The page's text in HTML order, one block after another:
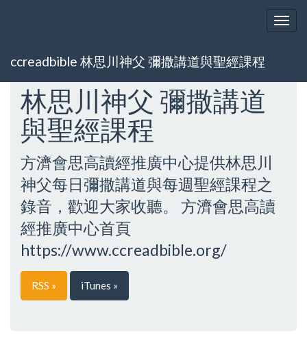
ccreadbible 林思川神父 彌撒講道與聖經課程
林思川神父 彌撒講道
與聖經課程
方濟會思高讀經推廣中心提供林思川
神父每日彌撒講道與每週聖經課程之
錄音，歡迎大家收聽。 方濟會思高讀
經推廣中心首頁
https://www.ccreadbible.org/
RSS » iTunes »